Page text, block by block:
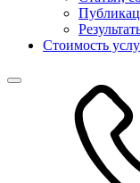
Стоимость